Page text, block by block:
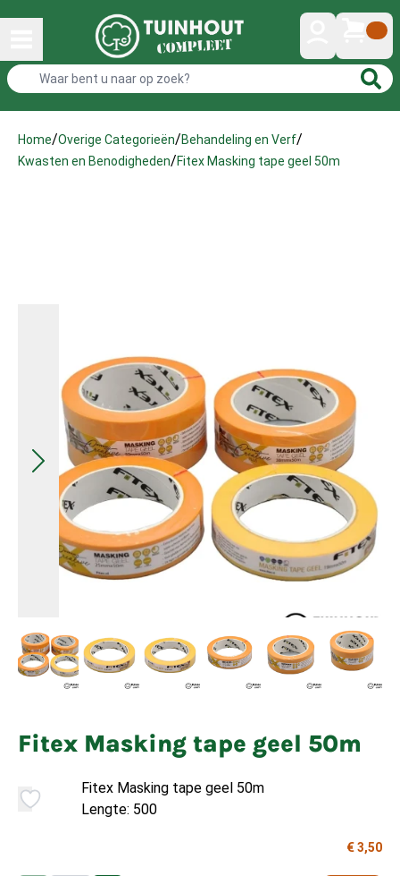
Home/Overige Categorieën/Behandeling en Verf/
Kwasten en Benodigheden/Fitex Masking tape geel 50m
Fitex Masking tape geel 50m
Fitex Masking tape geel 50m
Lengte: 500
€ 3,50